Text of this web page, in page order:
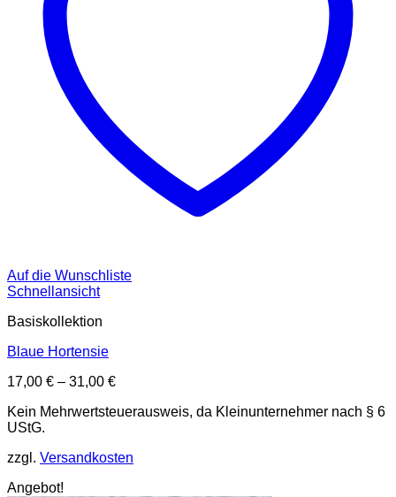
Auf die Wunschliste
Schnellansicht
Basiskollektion
Blaue Hortensie
17,00 € – 31,00 €
Kein Mehrwertsteuerausweis, da Kleinunternehmer nach § 6
UStG.
zzgl. Versandkosten
Angebot!